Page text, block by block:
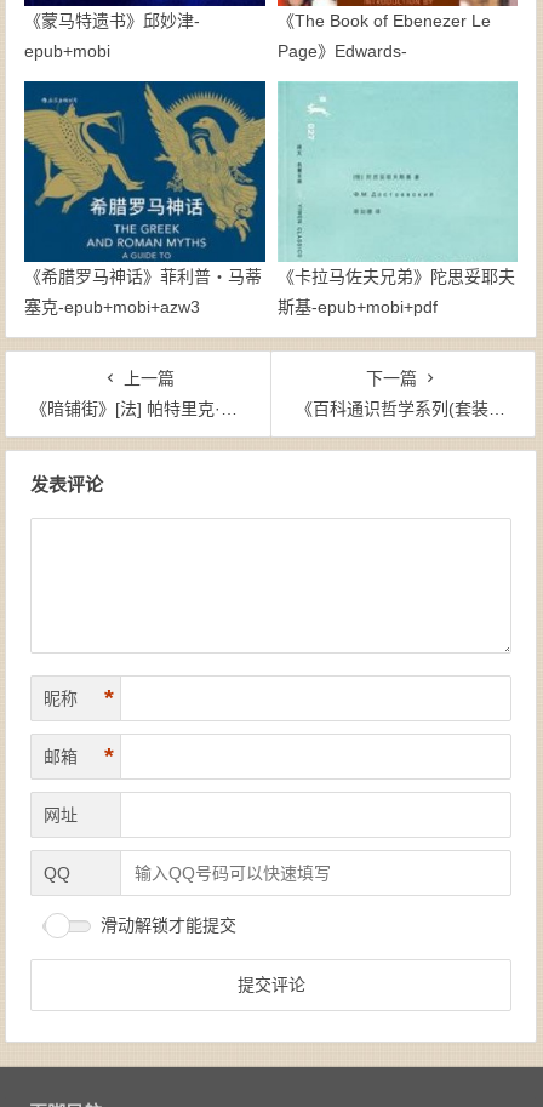
《蒙马特遗书》邱妙津-
epub+mobi
《The Book of Ebenezer Le
Page》Edwards-
epub+mobi+azw3
《希腊罗马神话》菲利普・马蒂
塞克-epub+mobi+azw3
《卡拉马佐夫兄弟》陀思妥耶夫
斯基-epub+mobi+pdf
上一篇
《暗铺街》[法] 帕特里克·莫迪亚诺（作者）-epub+mobi+azw3
下一篇
《百科通识哲学系列(套装共6本) (百科通识文库)》-epub+mobi+azw3
发表评论
昵称 *
邮箱 *
网址
QQ
滑动解锁才能提交